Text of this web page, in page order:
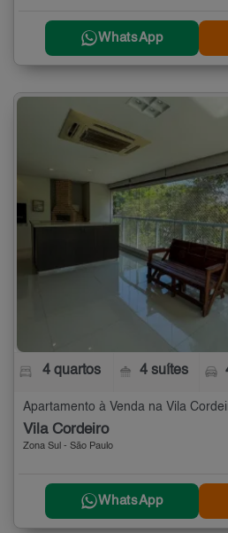
WhatsApp
4 quartos 4 suítes
Apartamento à Venda na Vila
Vila Cordeiro
Zona Sul - São Paulo
WhatsApp